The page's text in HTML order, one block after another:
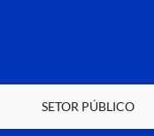
SETOR PÚBLICO